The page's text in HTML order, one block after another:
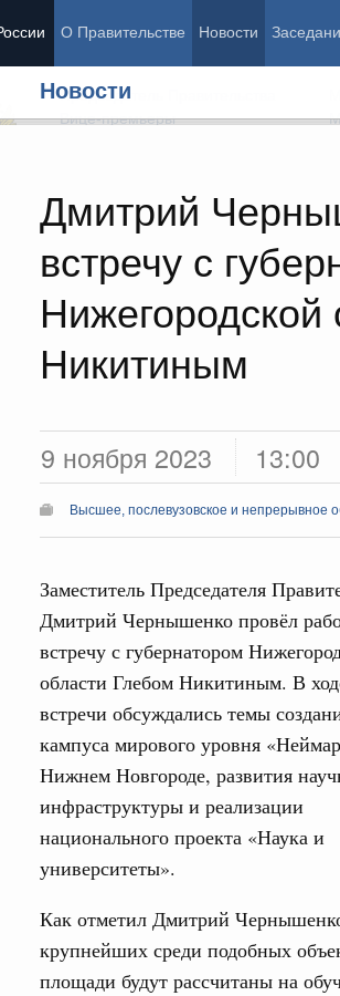
О Правительстве Новости
Новости
Дмитрий
встречу с
Никитиным
9 ноября 2023 13:00
Высшее, послевузовское и непрерывное
Заместитель Председателя
Дмитрий Чернышенко провёл
встречу с губернатором
области Глебом Никитиным. В
встречи обсуждались темы
кампуса мирового уровня
Нижнем Новгороде, развития
инфраструктуры и реализации
национального проекта «Наука и
университеты».
Как отметил Дмитрий
крупнейших среди подобных
площади будут рассчитаны на
Председатель Правительства
Вице-премьеры
Демография
Здоровье
Культура
Государство
Государственные программы
7 августа, пятница
Экономика городов. Городская среда
провёл заседание
конкурса лучших
Отрасль информационных технологий
и Сергей Кравцов
сборную с победой на
искусственному